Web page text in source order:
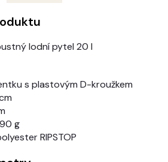
lodní pytel 20 l
s plastovým D-kroužkem
g
RIPSTOP